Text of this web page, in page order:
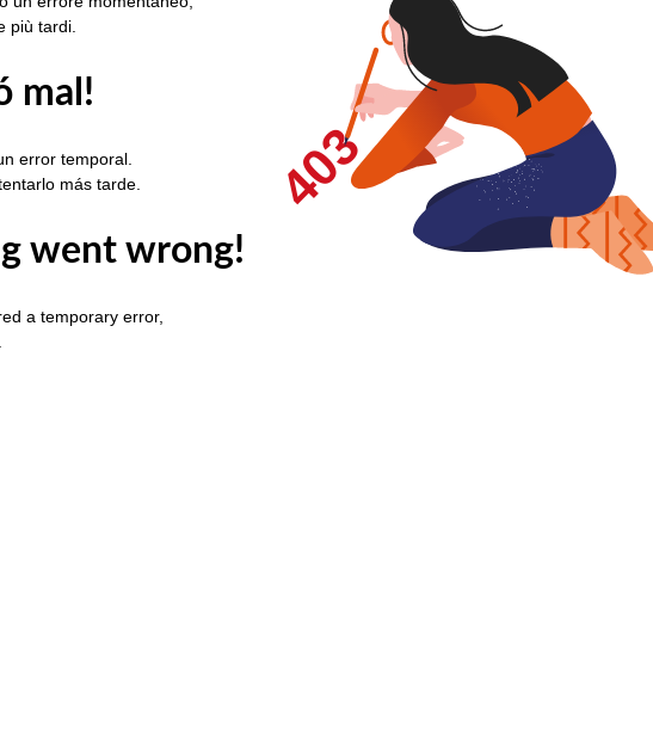
più tardi.
mal!
error temporal.
más tarde.
went wrong!
a temporary error,
403